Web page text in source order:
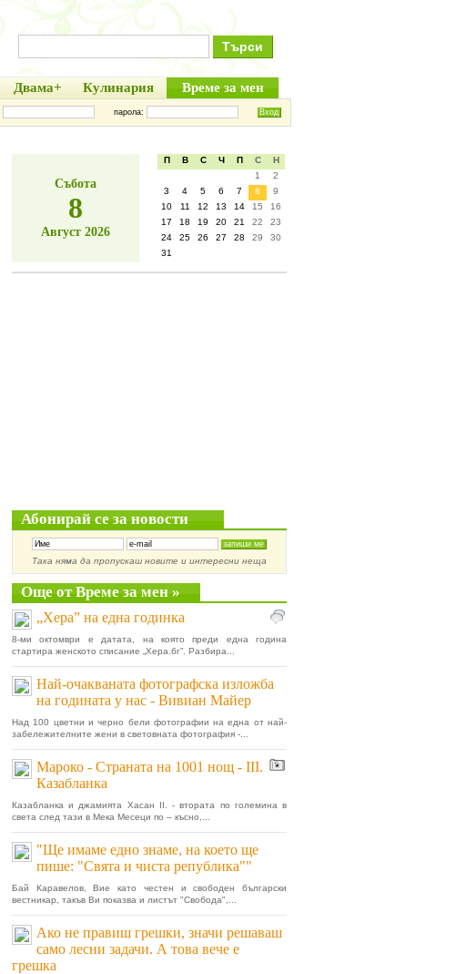
Двама+ Кулинария Време за мен
парола:
Събота
8
Август 2026
П В С Ч П С
Н
1
2
3
4 5 6 7 8
9
10
11 12 13 14 15
16
17
18 19 20 21 22
23
24
25 26 27 28 29
30
31
Абонирай се за новости
Така няма да пропускаш новите и интересни неща
Още от Време за мен »
„Хера” на една годинка
8-ми октомври е датата, на която преди една година
стартира женското списание „Хера.бг”. Разбира...
Най-очакваната фотографска изложба
на годината у нас - Вивиан Майер
Над 100 цветни и черно бели фотографии на една от най-
забележителните жени в световната фотография -...
Мароко - Страната на 1001 нощ - III.
Казабланка
Казабланка и джамията Хасан II. - втората по големина в
света след тази в Мека Месеци по – късно,...
"Ще имаме едно знаме, на което ще
пише: "Свята и чиста република""
Бай Каравелов, Вие като честен и свободен български
вестникар, такъв Ви показва и листът "Свобода",...
Ако не правиш грешки, значи решаваш
само лесни задачи. А това вече е
грешка